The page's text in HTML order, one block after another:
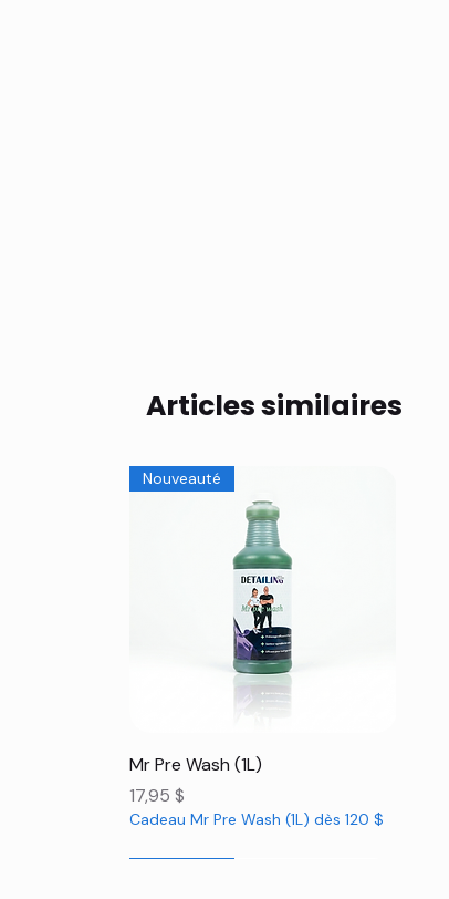
Articles similaires
Aperçu rapide
Nouveauté
Mr Pre Wash (1L)
Prix
17,95 $
Cadeau Mr Pre Wash (1L) dès 120 $